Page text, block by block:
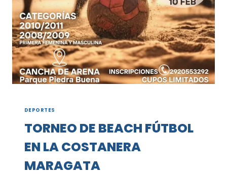
DEPORTES
TORNEO DE BEACH FÚTBOL
EN LA COSTANERA
MARAGATA